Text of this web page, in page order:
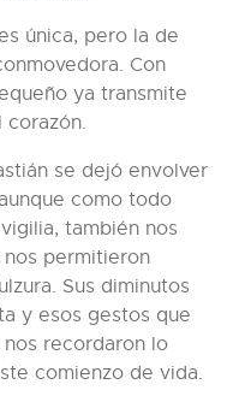
única, pero la de
Con
ya transmite
corazón.
se dejó envolver
como todo
también nos
permitieron
Sus diminutos
y esos gestos que
recordaron lo
comienzo de vida.